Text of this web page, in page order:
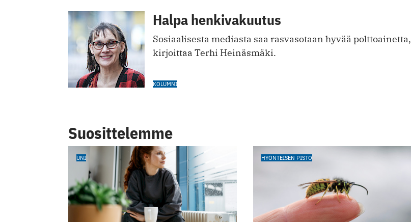
Halpa henkivakuutus
Sosiaalisesta mediasta saa rasvasotaan hyvää polttoainetta,
kirjoittaa Terhi Heinäsmäki.
KOLUMNI
Suosittelemme
UNI HYÖNTEISEN PISTO